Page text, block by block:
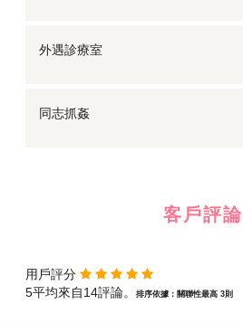
外遇診療室
同志抓姦
客戶評論
用戶評分
5平均來自14評論。
排序依據：關聯性最高 3則